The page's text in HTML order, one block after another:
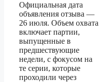
Официальная дата
объявления отзыва —
26 июля. Объем охвата
включает партии,
выпущенные в
предшествующие
недели, с фокусом на
те серии, которые
проходили через